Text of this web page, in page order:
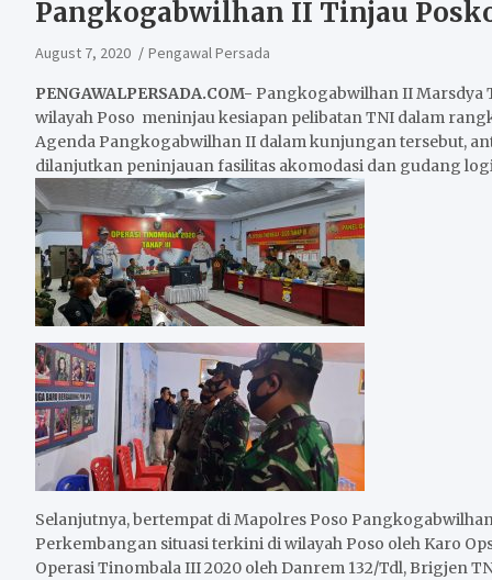
Pangkogabwilhan II Tinjau
August 7, 2020 Pengawal Persada
PENGAWALPERSADA.COM- Pangkogabwilhan II Marsdya
wilayah Poso meninjau kesiapan pelibatan TNI dalam
Agenda Pangkogabwilhan II dalam kunjungan tersebut,
dilanjutkan peninjauan fasilitas akomodasi dan gudang
Selanjutnya, bertempat di Mapolres Poso
Perkembangan situasi terkini di wilayah Poso oleh Karo
Operasi Tinombala III 2020 oleh Danrem 132/Tdl, Brigjen